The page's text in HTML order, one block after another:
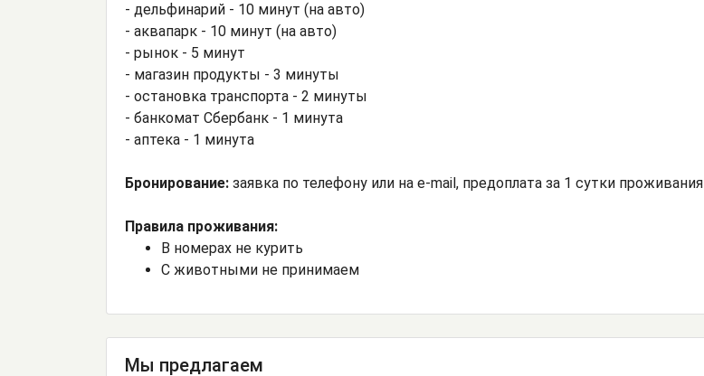
- дельфинарий - 10 минут (на авто)
- аквапарк - 10 минут (на авто)
- рынок - 5 минут
- магазин продукты - 3 минуты
- остановка транспорта - 2 минуты
- банкомат Сбербанк - 1 минута
- аптека - 1 минута
Бронирование: заявка по телефону или на e-mail, предоплата за 1 сутки проживания
Правила проживания:
В номерах не курить
С животными не принимаем
Мы предлагаем